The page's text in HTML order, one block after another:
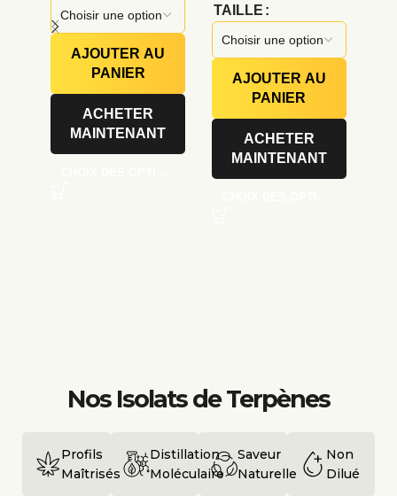
AJOUTER AU
PANIER
ACHETER
MAINTENANT
TAILLE
AJOUTER AU
PANIER
ACHETER
MAINTENANT
Nos Isolats de Terpènes
Profils
Maîtrisés
Distillation
Moléculaire
Saveur
Naturelle
Non
Dilué